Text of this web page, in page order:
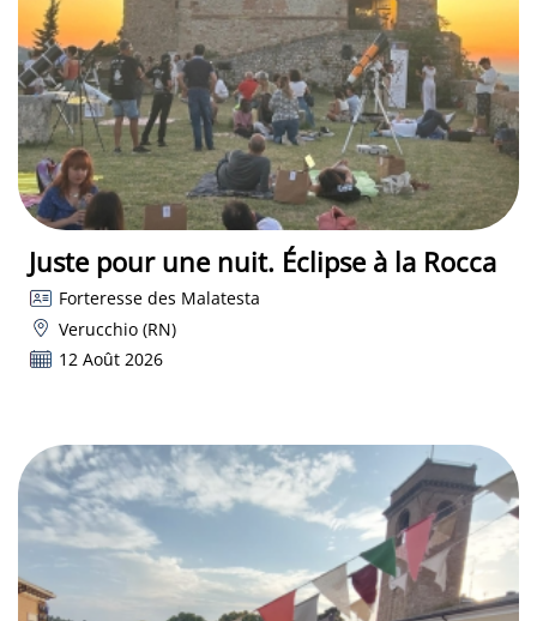
Juste pour une nuit. Éclipse à la Rocca
Forteresse des Malatesta
Verucchio (RN)
12 Août 2026